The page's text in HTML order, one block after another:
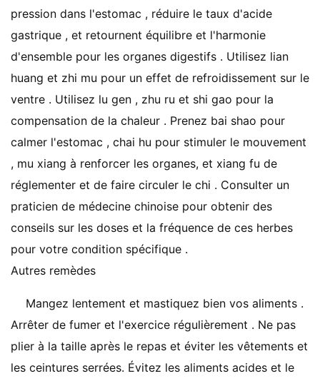
pression dans l'estomac , réduire le taux d'acide
gastrique , et retournent équilibre et l'harmonie
d'ensemble pour les organes digestifs . Utilisez lian
huang et zhi mu pour un effet de refroidissement sur ​​le
ventre . Utilisez lu gen , zhu ru et shi gao pour la
compensation de la chaleur . Prenez bai shao pour
calmer l'estomac , chai hu pour stimuler le mouvement
, mu xiang à renforcer les organes, et xiang fu de
réglementer et de faire circuler le chi . Consulter un
praticien de médecine chinoise pour obtenir des
conseils sur les doses et la fréquence de ces herbes
pour votre condition spécifique .
Autres remèdes
Mangez lentement et mastiquez bien vos aliments .
Arrêter de fumer et l'exercice régulièrement . Ne pas
plier à la taille après le repas et éviter les vêtements et
les ceintures serrées. Évitez les aliments acides et le